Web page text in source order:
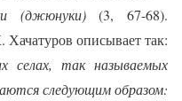
(джюнуки)(3, 67-68).
Хачатуров описывает так:
селах, так называемых
следующим образом: